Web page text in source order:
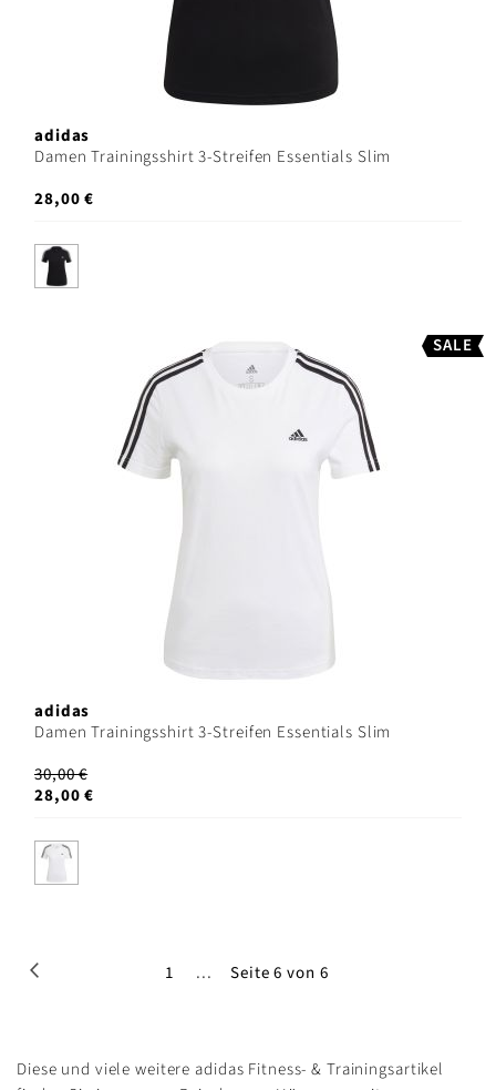
adidas
Damen Trainingsshirt 3-Streifen Essentials Slim
28,00 €
SALE
adidas
Damen Trainingsshirt 3-Streifen Essentials Slim
30,00 €
28,00 €
Seite
Seite
1 ... Seite 6 von 6
Diese und viele weitere adidas Fitness- & Trainingsartikel